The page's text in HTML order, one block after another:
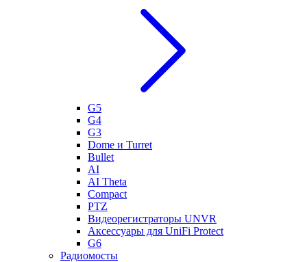
G5
G4
G3
Dome и Turret
Bullet
AI
AI Theta
Compact
PTZ
Видеорегистраторы UNVR
Аксессуары для UniFi Protect
G6
Радиомосты